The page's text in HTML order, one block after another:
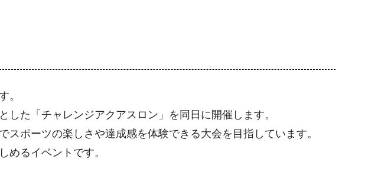
。
た「チャレンジアクアスロン」を同日に開催します。
ポーツの楽しさや達成感を体験できる大会を目指しています。
めるイベントです。